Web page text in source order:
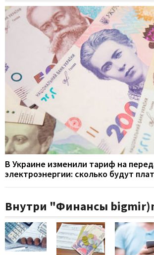
В Украине изменили тариф на
электроэнергии: сколько будут
Внутри "Финансы